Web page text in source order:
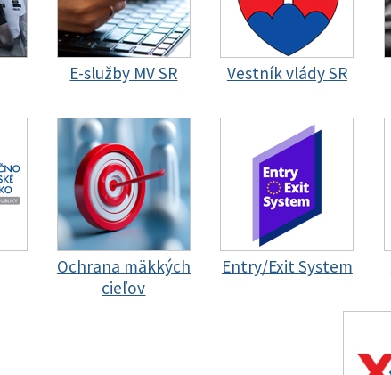
E-služby MV SR Vestník vlády SR
Ochrana mäkkých
cieľov
Entry/Exit System